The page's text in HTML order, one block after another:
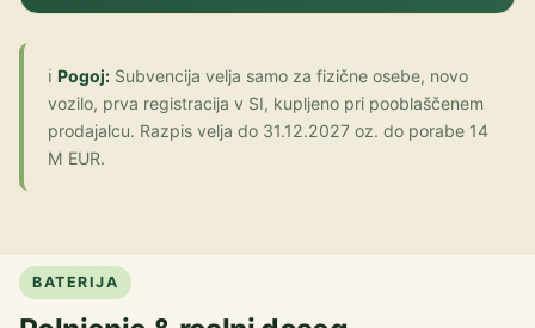
ℹ️ Pogoj: Subvencija velja samo za fizične osebe, novo
vozilo, prva registracija v SI, kupljeno pri pooblaščenem
prodajalcu. Razpis velja do 31.12.2027 oz. do porabe 14
M EUR.
BATERIJA